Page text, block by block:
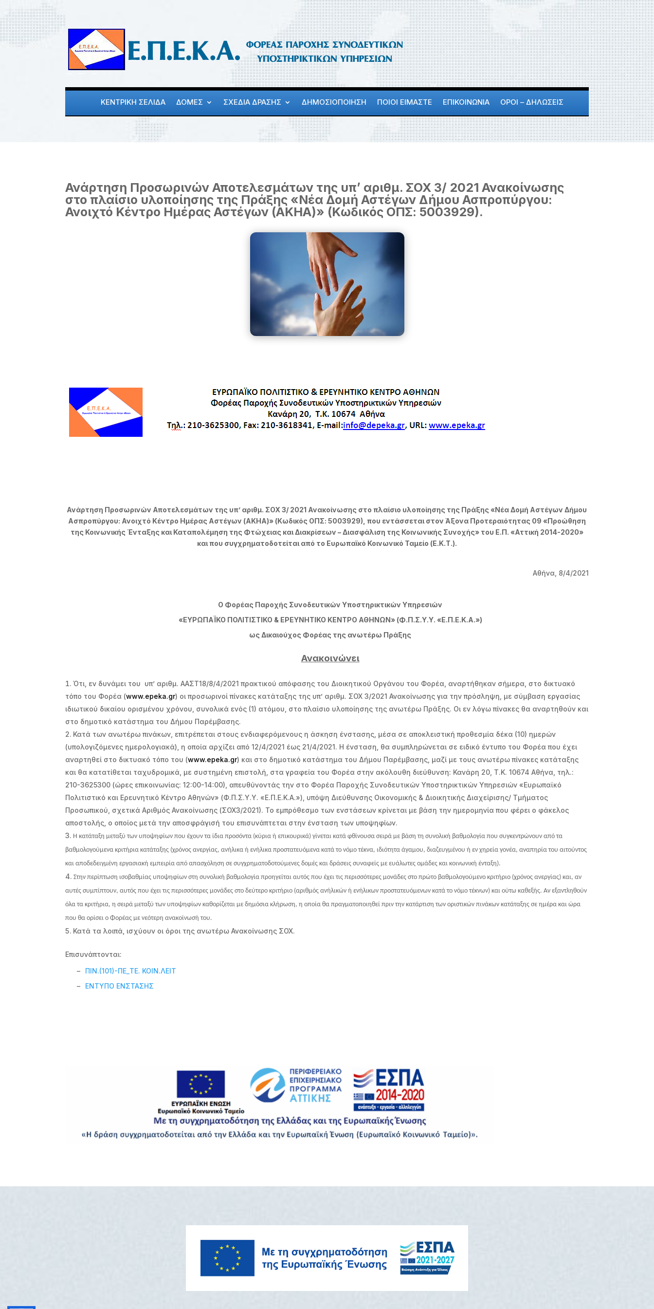
ΚΕΝΤΡΙΚΗ ΣΕΛΙΔΑ ΔΟΜΕΣ ΣΧΕΔΙΑ ΔΡΑΣΗΣ ΔΗΜΟΣΙΟΠΟΙΗΣΗ ΠΟΙΟΙ ΕΙΜΑΣΤΕ ΕΠΙΚΟΙΝΩΝΙΑ ΟΡΟΙ – ΔΗΛΩΣΕΙΣ
Ανάρτηση Προσωρινών Αποτελεσμάτων της υπ’ αριθμ. ΣΟΧ 3/ 2021 Ανακοίνωσης
στο πλαίσιο υλοποίησης της Πράξης «Νέα Δομή Αστέγων Δήμου Ασπροπύργου:
Ανοιχτό Κέντρο Ημέρας Αστέγων (ΑΚΗΑ)» (Κωδικός ΟΠΣ: 5003929).
Ανάρτηση Προσωρινών Αποτελεσμάτων της υπ’ αριθμ. ΣΟΧ 3/ 2021 Ανακοίνωσης στο πλαίσιο υλοποίησης της Πράξης «Νέα Δομή Αστέγων Δήμου
Ασπροπύργου: Ανοιχτό Κέντρο Ημέρας Αστέγων (ΑΚΗΑ)» (Κωδικός ΟΠΣ: 5003929), που εντάσσεται στον Άξονα Προτεραιότητας 09 «Προώθηση
της Κοινωνικής Ένταξης και Καταπολέμηση της Φτώχειας και Διακρίσεων – Διασφάλιση της Κοινωνικής Συνοχής» του Ε.Π. «Αττική 2014-2020»
και που συγχρηματοδοτείται από το Ευρωπαϊκό Κοινωνικό Ταμείο (Ε.Κ.Τ.).
Αθήνα, 8/4/2021
Ο Φορέας Παροχής Συνοδευτικών Υποστηρικτικών Υπηρεσιών
«ΕΥΡΩΠΑΪΚΟ ΠΟΛΙΤΙΣΤΙΚΟ & ΕΡΕΥΝΗΤΙΚΟ ΚΕΝΤΡΟ ΑΘΗΝΩΝ» (Φ.Π.Σ.Υ.Υ. «Ε.Π.Ε.Κ.Α.»)
ως Δικαιούχος Φορέας της ανωτέρω Πράξης
Ανακοινώνει
Ότι, εν δυνάμει του υπ’ αριθμ. ΑΑΣΤ18/8/4/2021 πρακτικού απόφασης του Διοικητικού Οργάνου του Φορέα, αναρτήθηκαν σήμερα, στο δικτυακό
τόπο του Φορέα (www.epeka.gr) οι προσωρινοί πίνακες κατάταξης της υπ’ αριθμ. ΣΟΧ 3/2021 Ανακοίνωσης για την πρόσληψη, με σύμβαση εργασίας
ιδιωτικού δικαίου ορισμένου χρόνου, συνολικά ενός (1) ατόμου, στο πλαίσιο υλοποίησης της ανωτέρω Πράξης. Οι εν λόγω πίνακες θα αναρτηθούν και
στο δημοτικό κατάστημα του Δήμου Παρέμβασης.
Κατά των ανωτέρω πινάκων, επιτρέπεται στους ενδιαφερόμενους η άσκηση ένστασης, μέσα σε αποκλειστική προθεσμία δέκα (10) ημερών
(υπολογιζόμενες ημερολογιακά), η οποία αρχίζει από 12/4/2021 έως 21/4/2021. Η ένσταση, θα συμπληρώνεται σε ειδικό έντυπο του Φορέα που έχει
αναρτηθεί στο δικτυακό τόπο του (www.epeka.gr) και στο δημοτικό κατάστημα του Δήμου Παρέμβασης, μαζί με τους ανωτέρω πίνακες κατάταξης
και θα κατατίθεται ταχυδρομικά, με συστημένη επιστολή, στα γραφεία του Φορέα στην ακόλουθη διεύθυνση: Κανάρη 20, Τ.Κ. 10674 Αθήνα, τηλ.:
210-3625300 (ώρες επικοινωνίας: 12:00-14:00), απευθύνοντάς την στο Φορέα Παροχής Συνοδευτικών Υποστηρικτικών Υπηρεσιών «Ευρωπαϊκό
Πολιτιστικό και Ερευνητικό Κέντρο Αθηνών» (Φ.Π.Σ.Υ.Υ. «Ε.Π.Ε.Κ.Α.»), υπόψη Διεύθυνσης Οικονομικής & Διοικητικής Διαχείρισης/ Τμήματος
Προσωπικού, σχετικά Αριθμός Ανακοίνωσης (ΣΟΧ3/2021). Το εμπρόθεσμο των ενστάσεων κρίνεται με βάση την ημερομηνία που φέρει ο φάκελος
αποστολής, ο οποίος μετά την αποσφράγισή του επισυνάπτεται στην ένσταση των υποψηφίων.
Η κατάταξη μεταξύ των υποψηφίων που έχουν τα ίδια προσόντα (κύρια ή επικουρικά) γίνεται κατά φθίνουσα σειρά με βάση τη συνολική βαθμολογία που συγκεντρώνουν από τα
βαθμολογούμενα κριτήρια κατάταξης (χρόνος ανεργίας, ανήλικα ή ενήλικα προστατευόμενα κατά το νόμο τέκνα, ιδιότητα άγαμου, διαζευγμένου ή εν χηρεία γονέα, αναπηρία του αιτούντος
και αποδεδειγμένη εργασιακή εμπειρία από απασχόληση σε συγχρηματοδοτούμενες δομές και δράσεις συναφείς με ευάλωτες ομάδες και κοινωνική ένταξη).
Στην περίπτωση ισοβαθμίας υποψηφίων στη συνολική βαθμολογία προηγείται αυτός που έχει τις περισσότερες μονάδες στο πρώτο βαθμολογούμενο κριτήριο (χρόνος ανεργίας) και, αν
αυτές συμπίπτουν, αυτός που έχει τις περισσότερες μονάδες στο δεύτερο κριτήριο (αριθμός ανήλικών ή ενήλικων προστατευόμενων κατά το νόμο τέκνων) και ούτω καθεξής. Αν εξαντληθούν
όλα τα κριτήρια, η σειρά μεταξύ των υποψηφίων καθορίζεται με δημόσια κλήρωση, η οποία θα πραγματοποιηθεί πριν την κατάρτιση των οριστικών πινάκων κατάταξης σε ημέρα και ώρα
που θα ορίσει ο Φορέας με νεότερη ανακοίνωσή του.
Κατά τα λοιπά, ισχύουν οι όροι της ανωτέρω Ανακοίνωσης ΣΟΧ.
Επισυνάπτονται:
–
ΠΙΝ.(101)-ΠΕ_ΤΕ. ΚΟΙΝ.ΛΕΙΤ
–
ΕΝΤΥΠΟ ΕΝΣΤΑΣΗΣ